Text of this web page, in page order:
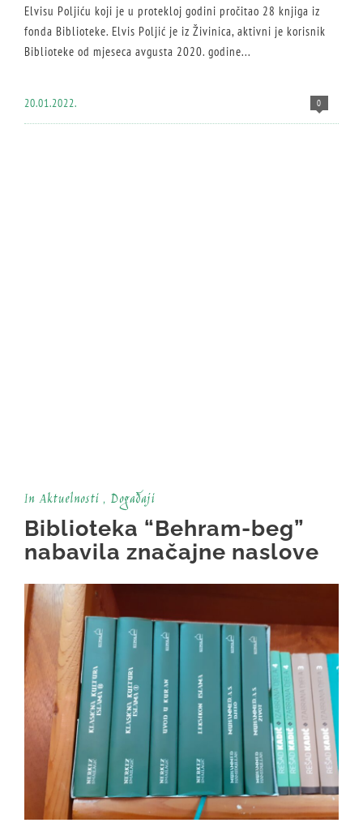
Elvisu Poljiću koji je u protekloj godini pročitao 28 knjiga iz
fonda Biblioteke. Elvis Poljić je iz Živinica, aktivni je korisnik
Biblioteke od mjeseca avgusta 2020. godine...
0
20.01.2022.
In Aktuelnosti , Događaji
Biblioteka “Behram-beg”
nabavila značajne naslove